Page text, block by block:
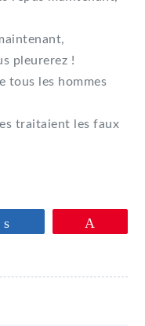
pleurerez !
tous les hommes
traitaient les faux